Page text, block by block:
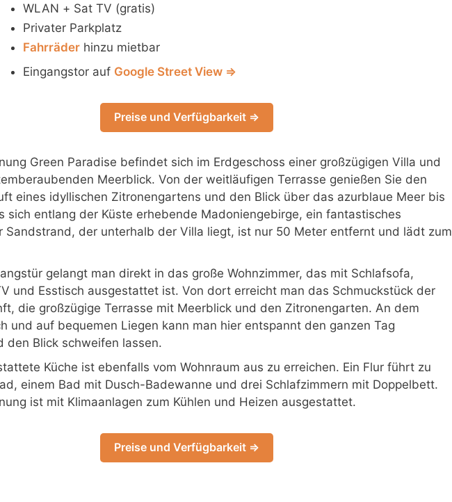
WLAN + Sat TV (gratis)
Privater Parkplatz
Fahrräder hinzu mietbar
Eingangstor auf Google Street View ⇒
Preise und Verfügbarkeit ⇒
Green Paradise befindet sich im Erdgeschoss einer großzügigen Villa und
Meerblick. Von der weitläufigen Terrasse genießen Sie den
eines idyllischen Zitronengartens und den Blick über das azurblaue Meer bis
sich entlang der Küste erhebende Madoniengebirge, ein fantastisches
Sandstrand, der unterhalb der Villa liegt, ist nur 50 Meter entfernt und lädt zum
gelangt man direkt in das große Wohnzimmer, das mit Schlafsofa,
und Esstisch ausgestattet ist. Von dort erreicht man das Schmuckstück der
die großzügige Terrasse mit Meerblick und den Zitronengarten. An dem
und auf bequemen Liegen kann man hier entspannt den ganzen Tag
den Blick schweifen lassen.
Küche ist ebenfalls vom Wohnraum aus zu erreichen. Ein Flur führt zu
einem Bad mit Dusch-Badewanne und drei Schlafzimmern mit Doppelbett.
ist mit Klimaanlagen zum Kühlen und Heizen ausgestattet.
Preise und Verfügbarkeit ⇒